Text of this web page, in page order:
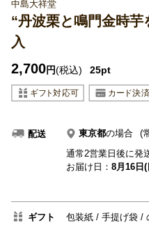
中島大祥堂
“丹波栗と鳴門金時
入
2,700円(税込) 25pt
配送 東京都の場合
(
通常2営業日後に発
お届け日： 8月16日(
ギフト 包装紙 手提げ袋